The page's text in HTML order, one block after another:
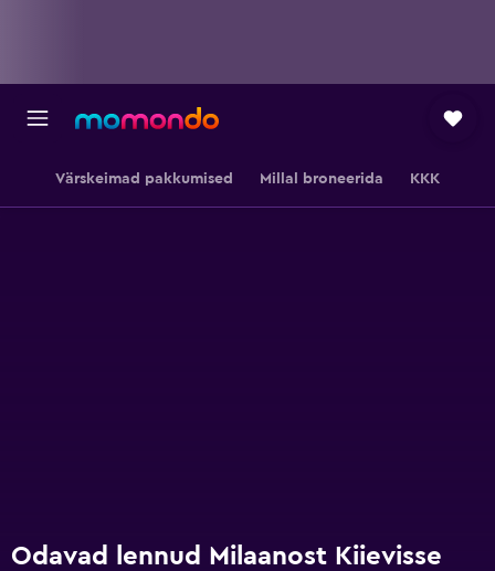
Värskeimad pakkumised Millal broneerida KKK
Odavad lennud Milaanost Kiievisse